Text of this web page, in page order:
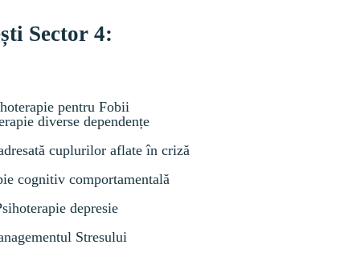
Sector 4:
pentru Fobii
diverse dependențe
cuplurilor aflate în criză
cognitiv comportamentală
depresie
Stresului